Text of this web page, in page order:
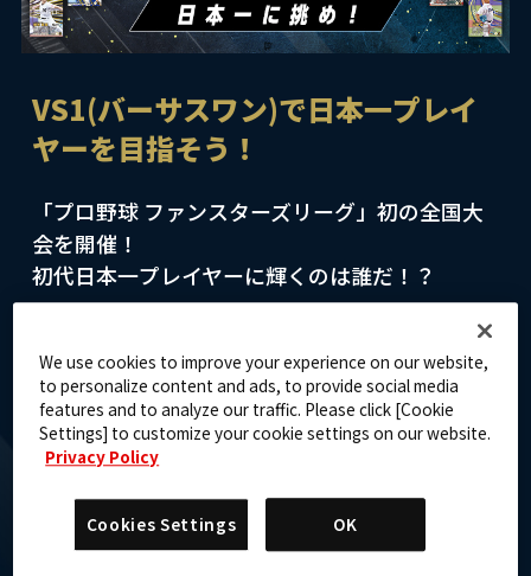
VS1(バーサスワン)で日本一プレイ
ヤーを目指そう！
「プロ野球 ファンスターズリーグ」初の全国大
会を開催！
初代日本一プレイヤーに輝くのは誰だ！？
日本一決定戦とは？
「プロ野球 ファンスターズリーグ」初の全国大
会を開催！
初代日本一プレイヤーに輝くのは誰だ！？
We use cookies to improve your experience on our website,
to personalize content and ads, to provide social media
features and to analyze our traffic. Please click [Cookie
Settings] to customize your cookie settings on our website.
Privacy Policy
Cookies Settings OK